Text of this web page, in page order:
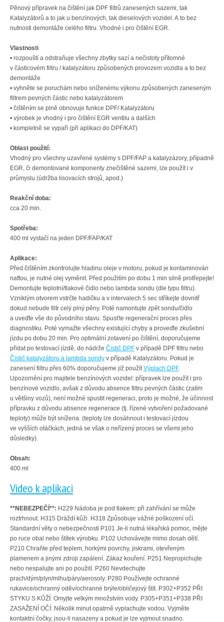
Pěnový přípravek na čištění jak DPF filtrů zanesených sazemi, tak
Katalyzátorů a to jak u benzínových, tak dieselových vozidel. A to bez
nutnosti demontáže celého filtru. Vhodné i pro čištění EGR.
Vlastnosti
• rozpouští a odstraňuje všechny zbytky sazí a nečistoty přítomné
v částicovém filtru / katalyzátoru způsobených provozem vozidla a to bez
demontáže
• vyhněte se poruchám nebo sníženému výkonu způsobených zaneseným
filtrem pevných částic nebo katalyzátorem
• čištěním se plně obnovuje funkce DPF/ Katalyzátoru
• výrobek je vhodný i pro čištění EGR ventilu a dalších
• kompletně se vypaří (při aplikaci do DPF/KAT)
Oblast použití:
Vhodný pro všechny uzavřené systémy s DPF/FAP a katalyzázory, případně
EGR, či demontované komponenty znečištěné sazemi, lze použít i v
průmyslu (údržba lisovacích strojů, apod.)
Reakční doba:
cca 20 min.
Spotřeba:
400 ml vystačí na jeden DPF/FAP/KAT
Aplikace:
Před čištěním zkontrolujte hladinu oleje v motoru, pokud je kontaminován
naftou, je nutné olej vyměnit. Před použitím po dobu 1 min silně protřepejte!
Demontujte teplotní/tlakové čidlo nebo lambda sondu (dle typu filtru).
Vzniklým otvorem vstrčte hadičku a v intervalech 5 sec stříkejte dovnitř
dokud nebude filtr celý plný pěny. Poté namontujte zpět sondu/čidlo
a uveďte vše do původního stavu. Spusťte regenerační proces přes
diagnostiku. Poté vymažte všechny existující chyby a proveďte zkušební
jízdu po dobu 20 min. Pro optimální zotavení po čištění, doporučujeme
přidat po testovací jízdě, do nádrže Čistič DPF v případě DPF filtru nebo
Čistič katalyzátoru a lambda sondy v případě Katalyzátoru. Pokud je
zanesení filtru přes 60% doporučujeme již použítVýplach DPF.
Upozornění pro majitele benzínových vozidel: přípravek lze použít i pro
benzínové vozidlo, avšak z důvodu absence filtru pevných částic (zatím
u většiny vozů), není možné spustit regeneraci, proto je možné, že účinnost
přípravku z důvodu absence regenerace (tj. řízené vytvoření požadované
teploty) může být snížena. (teploty lze dosáhnout i testovací jízdou
ve vyšších otáčkách, jedná se však o neřízený proces se všemi jeho
důsledky).
Obsah:
400 ml
Video k aplikaci
**NEBEZPEČÍ**: H229 Nádoba je pod tlakem: při zahřívání se může
roztrhnout. H315 Dráždí kůži. H318 Způsobuje vážné poškození očí.
Standardní věty o nebezpečnosti P101 Je-li nutná lékařská pomoc, mějte
po ruce obal nebo štítek výrobku. P102 Uchovávejte mimo dosah dětí.
P210 Chraňte před teplem, horkými povrchy, jiskrami, otevřeným
plamenem a jinými zdroji zapálení. Zákaz kouření. P251 Nepropichujte
nebo nespalujte ani po použití. P260 Nevdechujte
prach/dým/plyn/mlhu/páry/aerosoly. P280 Používejte ochranné
rukavice/ochranný oděv/ochranné brýle/obličejový štít. P302+P352 PŘI
STYKU S KŮŽÍ: Omyjte velkým množstvím vody. P305+P351+P338 PŘI
ZASAŽENÍ OČÍ: Několik minut opatrně vyplachujte vodou. Vyjměte
kontaktní čočky, jsou-li nasazeny a pokud je lze vyjmout snadno.